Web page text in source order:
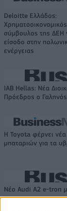
Deloitte Ελλάδος:
Χρηματοοικονομικός
σύμβουλος της ΔΕΗ
είσοδο στην
ενέργειας
IAB Hellas: Νέα
Πρόεδρος ο Γαληνός
Η Toyota φέρνει νέα
μπαταριών για τα
Νέο Audi A2 e-tron